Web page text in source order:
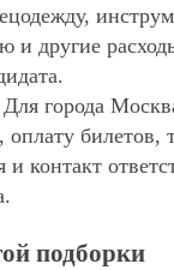
и другие
Для города
оплату билетов,
и контакт
подборки